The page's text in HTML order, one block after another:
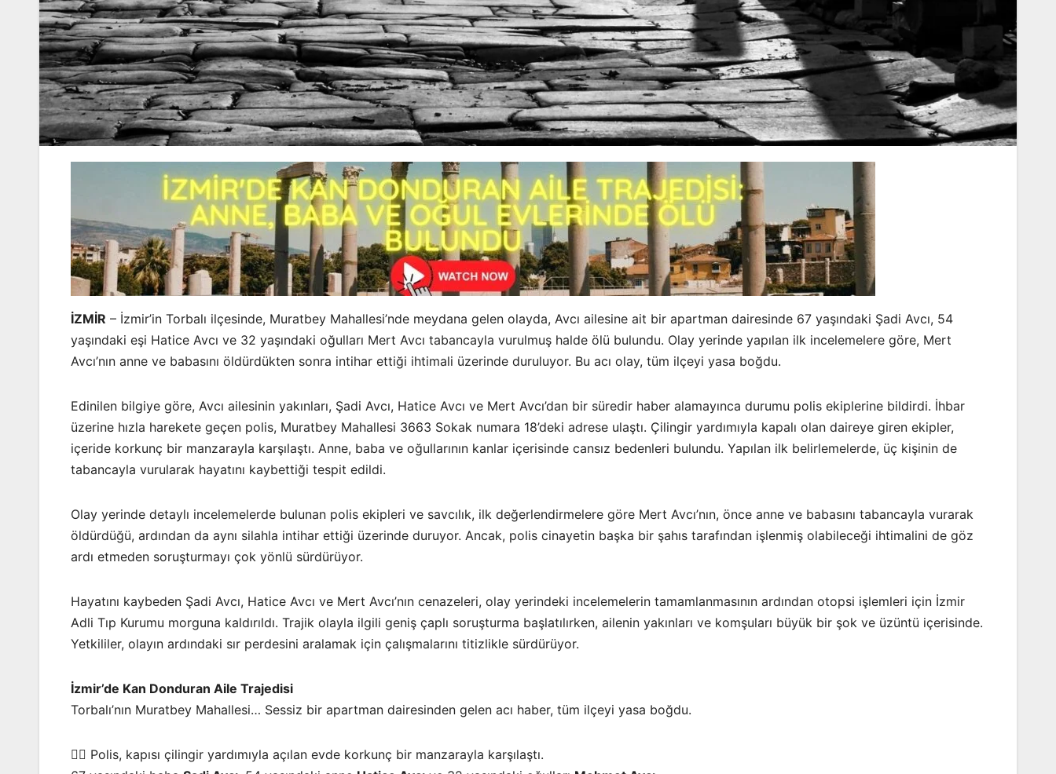
İZMİR – İzmir’in Torbalı ilçesinde, Muratbey Mahallesi’nde meydana gelen olayda, Avcı ailesine ait bir apartman dairesinde 67 yaşındaki Şadi Avcı, 54
yaşındaki eşi Hatice Avcı ve 32 yaşındaki oğulları Mert Avcı tabancayla vurulmuş halde ölü bulundu. Olay yerinde yapılan ilk incelemelere göre, Mert
Avcı’nın anne ve babasını öldürdükten sonra intihar ettiği ihtimali üzerinde duruluyor. Bu acı olay, tüm ilçeyi yasa boğdu.
Edinilen bilgiye göre, Avcı ailesinin yakınları, Şadi Avcı, Hatice Avcı ve Mert Avcı’dan bir süredir haber alamayınca durumu polis ekiplerine bildirdi. İhbar
üzerine hızla harekete geçen polis, Muratbey Mahallesi 3663 Sokak numara 18’deki adrese ulaştı. Çilingir yardımıyla kapalı olan daireye giren ekipler,
içeride korkunç bir manzarayla karşılaştı. Anne, baba ve oğullarının kanlar içerisinde cansız bedenleri bulundu. Yapılan ilk belirlemelerde, üç kişinin de
tabancayla vurularak hayatını kaybettiği tespit edildi.
Olay yerinde detaylı incelemelerde bulunan polis ekipleri ve savcılık, ilk değerlendirmelere göre Mert Avcı’nın, önce anne ve babasını tabancayla vurarak
öldürdüğü, ardından da aynı silahla intihar ettiği üzerinde duruyor. Ancak, polis cinayetin başka bir şahıs tarafından işlenmiş olabileceği ihtimalini de göz
ardı etmeden soruşturmayı çok yönlü sürdürüyor.
Hayatını kaybeden Şadi Avcı, Hatice Avcı ve Mert Avcı’nın cenazeleri, olay yerindeki incelemelerin tamamlanmasının ardından otopsi işlemleri için İzmir
Adli Tıp Kurumu morguna kaldırıldı. Trajik olayla ilgili geniş çaplı soruşturma başlatılırken, ailenin yakınları ve komşuları büyük bir şok ve üzüntü içerisinde.
Yetkililer, olayın ardındaki sır perdesini aralamak için çalışmalarını titizlikle sürdürüyor.
İzmir’de Kan Donduran Aile Trajedisi
Torbalı’nın Muratbey Mahallesi… Sessiz bir apartman dairesinden gelen acı haber, tüm ilçeyi yasa boğdu.
👮‍♂️ Polis, kapısı çilingir yardımıyla açılan evde korkunç bir manzarayla karşılaştı.